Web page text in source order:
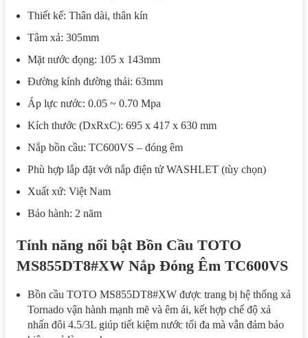
Thiết kế: Thân dài, thân kín
Tâm xả: 305mm
Mặt nước đọng: 105 x 143mm
Đường kính đường thải: 63mm
Áp lực nước: 0.05 ~ 0.70 Mpa
Kích thước (DxRxC): 695 x 417 x 630 mm
Nắp bồn cầu: TC600VS – đóng êm
Phù hợp lắp đặt với nắp điện tử WASHLET (tùy chọn)
Xuất xứ: Việt Nam
Bảo hành: 2 năm
Tính năng nổi bật Bồn Cầu TOTO
MS855DT8#XW Nắp Đóng Êm TC600VS
Bồn cầu TOTO MS855DT8#XW được trang bị hệ thống xả
Tornado vận hành mạnh mẽ và êm ái, kết hợp chế độ xả
nhấn đôi 4.5/3L giúp tiết kiệm nước tối đa mà vẫn đảm bảo